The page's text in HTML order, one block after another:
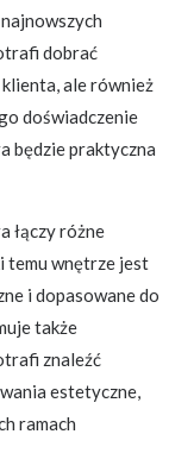
dobrać
ale również
doświadczenie
będzie praktyczna
łączy różne
temu wnętrze jest
i dopasowane do
także
znaleźć
estetyczne,
ramach